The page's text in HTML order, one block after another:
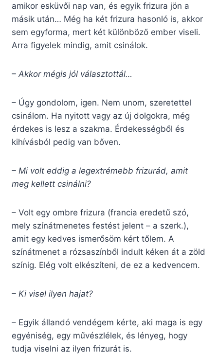
amikor esküvői nap van, és egyik frizura jön a
másik után… Még ha két frizura hasonló is, akkor
sem egyforma, mert két különböző ember viseli.
Arra figyelek mindig, amit csinálok.
– Akkor mégis jól választottál…
– Úgy gondolom, igen. Nem unom, szeretettel
csinálom. Ha nyitott vagy az új dolgokra, még
érdekes is lesz a szakma. Érdekességből és
kihívásból pedig van bőven.
– Mi volt eddig a legextrémebb frizurád, amit
meg kellett csinálni?
– Volt egy ombre frizura (francia eredetű szó,
mely színátmenetes festést jelent – a szerk.),
amit egy kedves ismerősöm kért tőlem. A
színátmenet a rózsaszínből indult kéken át a zöld
színig. Elég volt elkészíteni, de ez a kedvencem.
– Ki visel ilyen hajat?
– Egyik állandó vendégem kérte, aki maga is egy
egyéniség, egy művészlélek, és lényeg, hogy
tudja viselni az ilyen frizurát is.